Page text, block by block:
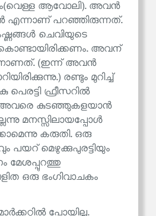
ആവോലി). അവൻ
എന്നാണ് പറഞ്ഞിരുന്നത്.
ചെവിയുടെ
അവന്
(ഇന്ന് അവൻ
രണ്ടും മുറിച്ച്
പെരട്ടി ഫ്രീസറിൽ
അവരെ കുടഞ്ഞുകളയാൻ
മനസ്സിലായപ്പോൾ
കരുതി. ഒരു
പയറ് മെഴുക്കുപുരട്ടിയും
മേശപ്പുറത്തു
ഒരു ഭംഗിവാചകം
പോയില്ല.